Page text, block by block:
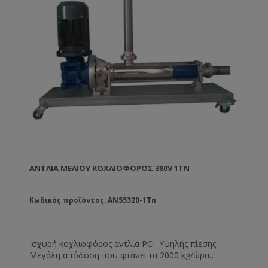
ΑΝΤΛΊΑ ΜΕΛΙΟΎ ΚΟΧΛΙΟΦΌΡΟΣ 380V 1TN
Κωδικός προϊόντος: AN55320-1Tn
Ισχυρή κοχλιοφόρος αντλία PCI. Υψηλής πίεσης.
Μεγάλη απόδοση που φτάνει τα 2000 kg/ώρα